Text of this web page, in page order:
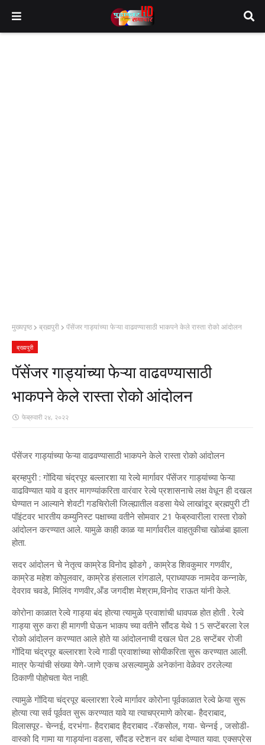
मुख्यपृष्ठ ब्रह्मपुरी पॅसेंजर गाड्यांच्या फेऱ्या वाढवण्यासाठी भाकपने केले रास्ता रोको आंदोलन
ब्रह्मपुरी
पॅसेंजर गाड्यांच्या फेऱ्या वाढवण्यासाठी
भाकपने केले रास्ता रोको आंदोलन
फेब्रुवारी २४, २०२२
पॅसेंजर गाड्यांच्या फेऱ्या वाढवण्यासाठी भाकपने केले रास्ता रोको आंदोलन
ब्रम्हपुरी : गोंदिया चंद्रपूर बल्लारशा या रेल्वे मार्गावर पॅसेंजर गाड्यांच्या फेऱ्या
वाढविण्यात यावे व इतर मागण्यांकरिता वारंवार रेल्वे प्रशासनाचे लक्ष वेधून ही दखल
घेण्यात न आल्याने शेवटी गडचिरोली जिल्ह्यातील वडसा येथे लाखांदूर ब्रह्मपुरी टी
पॉइंटवर भारतीय कम्युनिस्ट पक्षाच्या वतीने सोमवार 21 फेब्रुवारीला रास्ता रोको
आंदोलन करण्यात आले. यामुळे काही काळ या मार्गावरील वाहतुकीचा खोळंबा झाला
होता.
सदर आंदोलन चे नेतृत्व काम्रेड विनोद झोडगे , काम्रेड शिवकुमार गणवीर,
काम्रेड महेश कोपुलवार, काम्रेड हंसलाल रांगडाले, प्राध्यापक नामदेव कन्नाके,
देवराव चवडे, मिलिंद गणवीर,अँड जगदीश मेश्राम,विनोद राऊत यांनी केले.
कोरोना काळात रेल्वे गाड्या बंद होत्या त्यामुळे प्रवाशांची धावपळ होत होती . रेल्वे
गाड्या सुरु करा ही मागणी घेऊन भाकप च्या वतीने सौंदड येथे 15 सप्टेंबरला रेल
रोको आंदोलन करण्यात आले होते या आंदोलनाची दखल घेत 28 सप्टेंबर रोजी
गोंदिया चंद्रपूर बल्लारशा रेल्वे गाडी प्रवाशांच्या सोयीकरिता सुरू करण्यात आली.
मात्र फेऱ्यांची संख्या येणे-जाणे एकच असल्यामुळे अनेकांना वेळेवर ठरलेल्या
ठिकाणी पोहोचता येत नाही.
त्यामुळे गोंदिया चंद्रपूर बल्लारशा रेल्वे मार्गावर कोरोना पूर्वकाळात रेल्वे फेर्‍या सुरू
होत्या त्या सर्व पूर्ववत सुरू करण्यात यावे या त्याचप्रमाणे कोरबा- हैदराबाद,
विलासपूर- चेन्नई, दरभंगा- हैदराबाद हैदराबाद -रॅकसोल, गया- चेन्नई , जसोडी-
वास्को दि गामा या गाड्यांना वडसा, सौंदड स्टेशन वर थांबा देण्यात यावा. एक्सप्रेस